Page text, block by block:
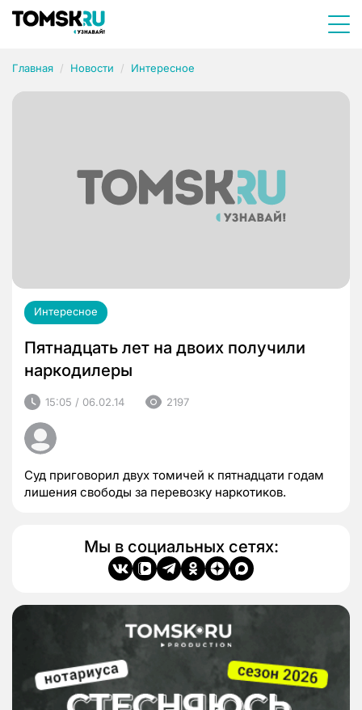
Главная Новости Интересное
Интересное
Пятнадцать лет на двоих получили
наркодилеры
15:05 / 06.02.14 2197
Суд приговорил двух томичей к пятнадцати годам
лишения свободы за перевозку наркотиков.
Мы в социальных сетях: